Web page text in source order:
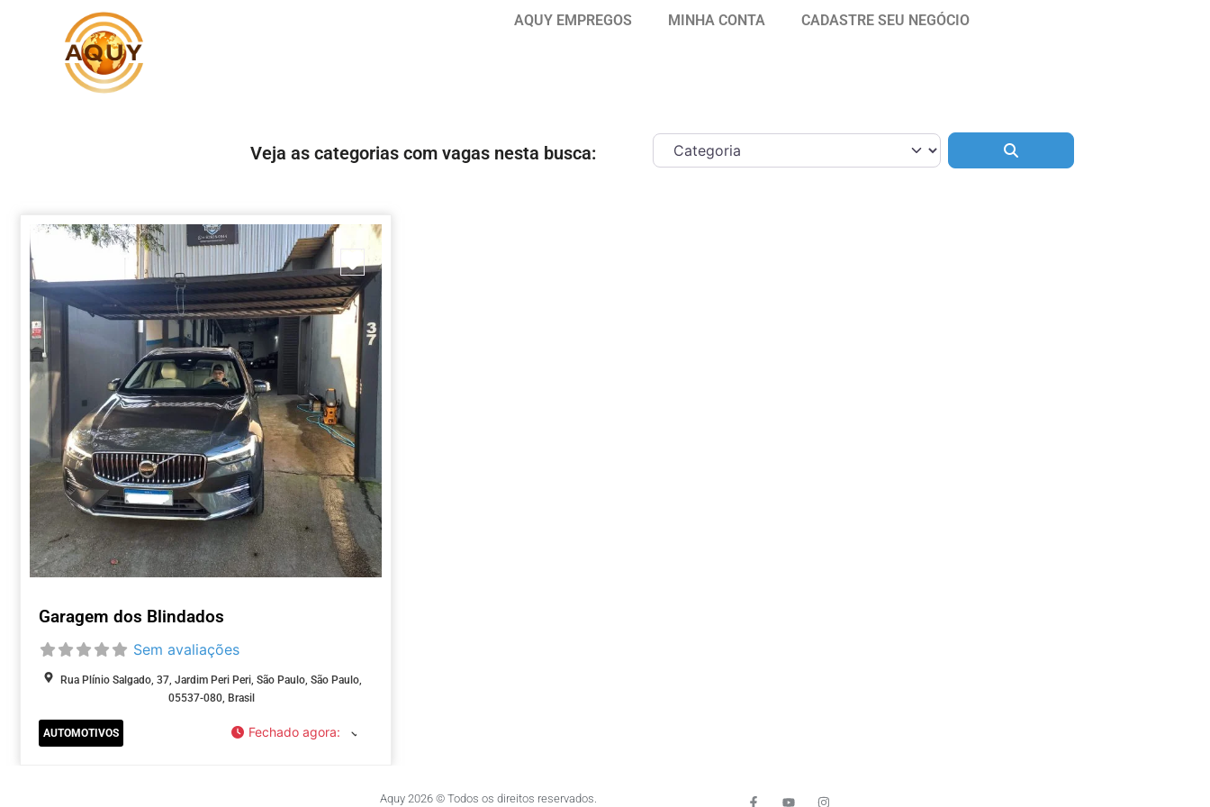
AQUY EMPREGOS MINHA CONTA CADASTRE SEU NEGÓCIO
Veja as categorias com vagas nesta busca:
Marcar como Favorito
Garagem dos Blindados
Sem avaliações
Rua Plínio Salgado, 37, Jardim Peri Peri, São Paulo, São Paulo,
05537-080, Brasil
AUTOMOTIVOS Fechado agora:
Aquy 2026 © Todos os direitos reservados.